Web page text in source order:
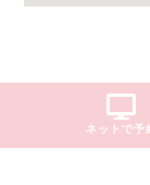
ネットで予